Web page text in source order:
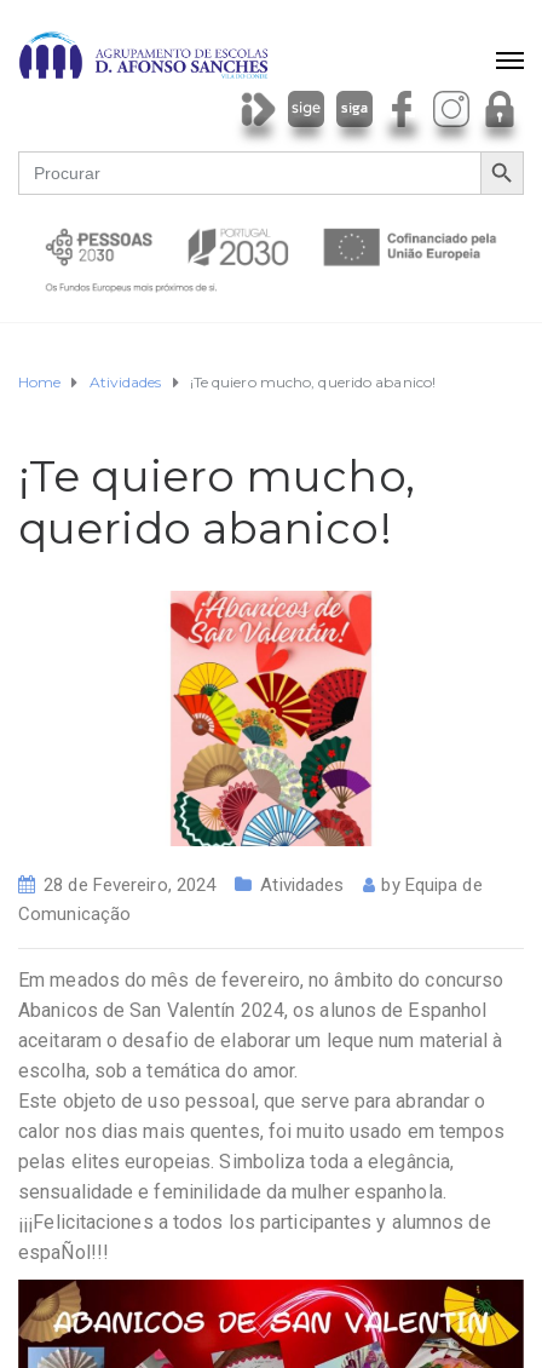
Search
for:
SEARCH
Home Atividades ¡Te quiero mucho, querido abanico!
¡Te quiero mucho,
querido abanico!
28 de Fevereiro, 2024 Atividades by Equipa de
Comunicação
Em meados do mês de fevereiro, no âmbito do concurso
Abanicos de San Valentín 2024, os alunos de Espanhol
aceitaram o desafio de elaborar um leque num material à
escolha, sob a temática do amor.
Este objeto de uso pessoal, que serve para abrandar o
calor nos dias mais quentes, foi muito usado em tempos
pelas elites europeias. Simboliza toda a elegância,
sensualidade e feminilidade da mulher espanhola.
¡¡¡Felicitaciones a todos los participantes y alumnos de
espaÑol!!!